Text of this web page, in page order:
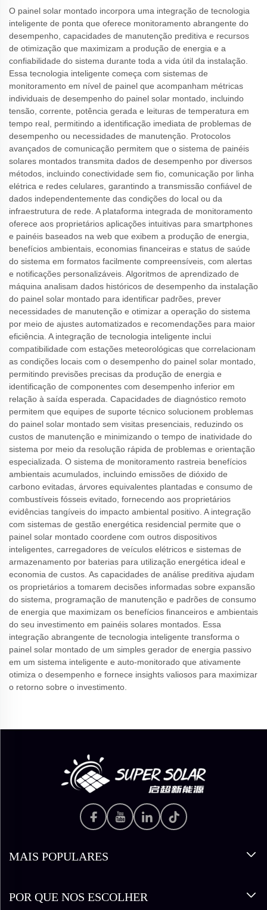
O painel solar montado incorpora uma integração de tecnologia
inteligente de ponta que oferece monitoramento abrangente do
desempenho, capacidades de manutenção preditiva e recursos
de otimização que maximizam a produção de energia e a
confiabilidade do sistema durante toda a vida útil da instalação.
Essa tecnologia inteligente começa com sistemas de
monitoramento em nível de painel que acompanham métricas
individuais de desempenho do painel solar montado, incluindo
tensão, corrente, potência gerada e leituras de temperatura em
tempo real, permitindo a identificação imediata de problemas de
desempenho ou necessidades de manutenção. Protocolos
avançados de comunicação permitem que o sistema de painéis
solares montados transmita dados de desempenho por diversos
métodos, incluindo conectividade sem fio, comunicação por linha
elétrica e redes celulares, garantindo a transmissão confiável de
dados independentemente das condições do local ou da
infraestrutura de rede. A plataforma integrada de monitoramento
oferece aos proprietários aplicações intuitivas para smartphones
e painéis baseados na web que exibem a produção de energia,
benefícios ambientais, economias financeiras e status de saúde
do sistema em formatos facilmente compreensíveis, com alertas
e notificações personalizáveis. Algoritmos de aprendizado de
máquina analisam dados históricos de desempenho da instalação
do painel solar montado para identificar padrões, prever
necessidades de manutenção e otimizar a operação do sistema
por meio de ajustes automatizados e recomendações para maior
eficiência. A integração de tecnologia inteligente inclui
compatibilidade com estações meteorológicas que correlacionam
as condições locais com o desempenho do painel solar montado,
permitindo previsões precisas da produção de energia e
identificação de componentes com desempenho inferior em
relação à saída esperada. Capacidades de diagnóstico remoto
permitem que equipes de suporte técnico solucionem problemas
do painel solar montado sem visitas presenciais, reduzindo os
custos de manutenção e minimizando o tempo de inatividade do
sistema por meio da resolução rápida de problemas e orientação
especializada. O sistema de monitoramento rastreia benefícios
ambientais acumulados, incluindo emissões de dióxido de
carbono evitadas, árvores equivalentes plantadas e consumo de
combustíveis fósseis evitado, fornecendo aos proprietários
evidências tangíveis do impacto ambiental positivo. A integração
com sistemas de gestão energética residencial permite que o
painel solar montado coordene com outros dispositivos
inteligentes, carregadores de veículos elétricos e sistemas de
armazenamento por baterias para utilização energética ideal e
economia de custos. As capacidades de análise preditiva ajudam
os proprietários a tomarem decisões informadas sobre expansão
do sistema, programação de manutenção e padrões de consumo
de energia que maximizam os benefícios financeiros e ambientais
do seu investimento em painéis solares montados. Essa
integração abrangente de tecnologia inteligente transforma o
painel solar montado de um simples gerador de energia passivo
em um sistema inteligente e auto-monitorado que ativamente
otimiza o desempenho e fornece insights valiosos para maximizar
o retorno sobre o investimento.
MAIS POPULARES
POR QUE NOS ESCOLHER